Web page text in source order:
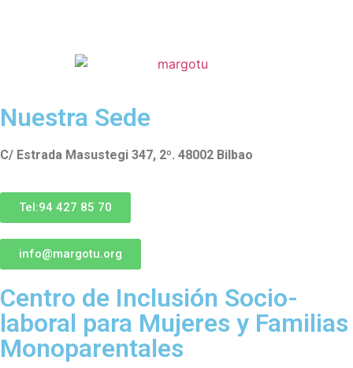
Nuestra Sede
C/ Estrada Masustegi 347, 2º. 48002 Bilbao
Tel:94 427 85 70
info@margotu.org
Centro de Inclusión Socio-
laboral para Mujeres y Familias
Monoparentales